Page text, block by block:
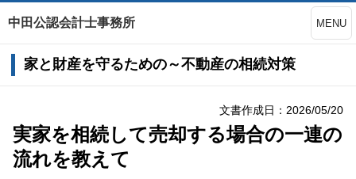
中田公認会計士事務所 MENU
家と財産を守るための～不動産の相続対策
文書作成日：2026/05/20
実家を相続して売却する場合の一連の
流れを教えて